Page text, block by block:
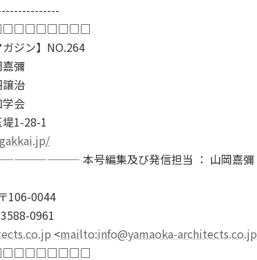
ガジン】NO.264
彌
治
会
28-1
本号編集及び発信担当 ： 山岡嘉彌
106-0044
0961
<mailto:info@yamaoka-architects.co.jp